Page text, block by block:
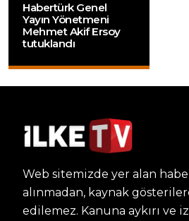
Habertürk Genel
Yayın Yönetmeni
Mehmet Akif Ersoy
tutuklandı
Web sitemizde yer alan
alınmadan, kaynak
edilemez. Kanuna aykırı ve